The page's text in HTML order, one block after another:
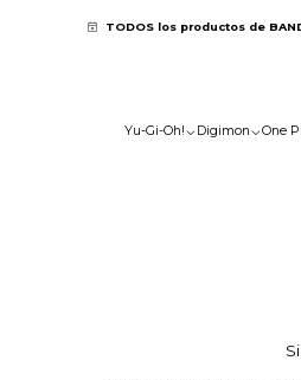
Yu-Gi-Oh! Digimon One
TODOS los productos de